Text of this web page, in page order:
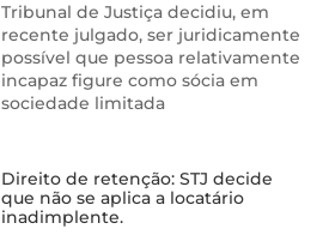
Tribunal de Justiça decidiu, em
recente julgado, ser juridicamente
possível que pessoa relativamente
incapaz figure como sócia em
sociedade limitada
Direito de retenção: STJ decide
que não se aplica a locatário
inadimplente.